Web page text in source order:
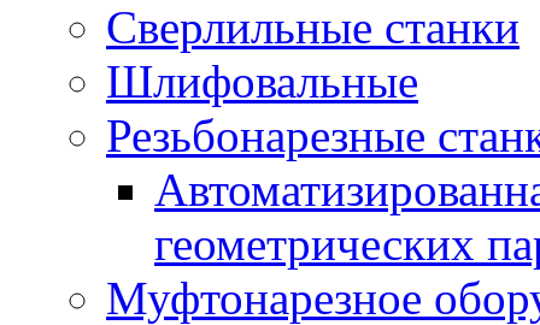
Сверлильные станки
Шлифовальные
Резьбонарезные
геометрических
Муфтонарезное